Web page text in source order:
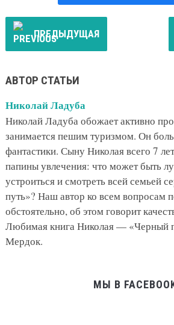
ПРЕДЫДУЩАЯ
АВТОР СТАТЬИ
Николай Ладуба
Николай Ладуба обожает активно
занимается пешим туризмом. Он
фантастики. Сыну Николая всего 7
папины увлечения: что может быть
устроиться и смотреть всей семьей
путь»? Наш автор ко всем вопросам
обстоятельно, об этом говорит
Любимая книга Николая — «Черный
Мердок.
МЫ В